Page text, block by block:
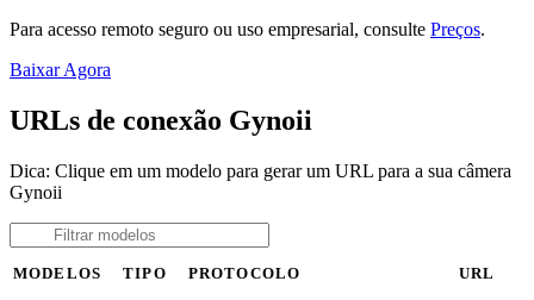
Para acesso remoto seguro ou uso empresarial, consulte Preços.
Baixar Agora
URLs de conexão Gynoii
Dica: Clique em um modelo para gerar um URL para a sua câmera
Gynoii
MODELOS TIPO PROTOCOLO URL